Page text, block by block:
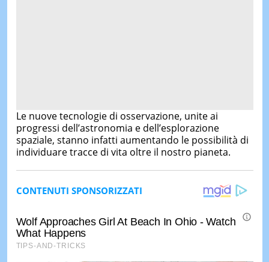
Le nuove tecnologie di osservazione, unite ai
progressi dell’astronomia e dell’esplorazione
spaziale, stanno infatti aumentando le possibilità di
individuare tracce di vita oltre il nostro pianeta.